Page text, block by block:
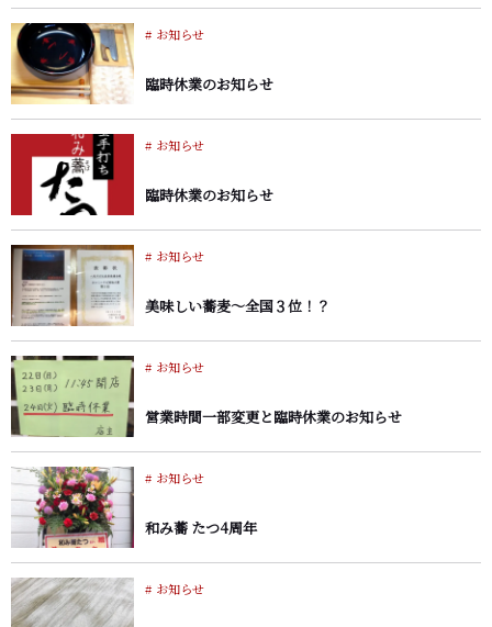
お知らせ
臨時休業のお知らせ
お知らせ
臨時休業のお知らせ
お知らせ
美味しい蕎麦～全国３位！？
お知らせ
営業時間一部変更と臨時休業のお知らせ
お知らせ
和み蕎 たつ4周年
お知らせ